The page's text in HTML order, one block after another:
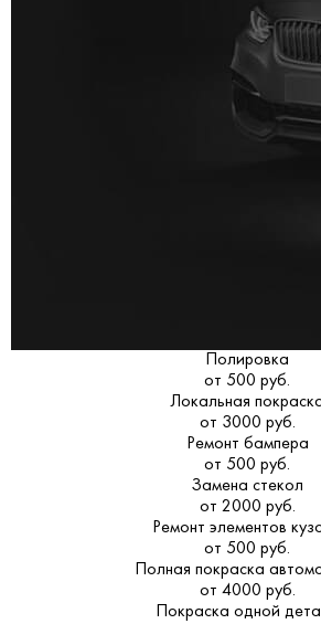
Полировка
от 500 руб.
Локальная
от 3000 руб.
Ремонт бампера
от 500 руб.
Замена стекол
от 2000 руб.
Ремонт элементов
от 500 руб.
Полная покраска
от 4000 руб.
Покраска одной